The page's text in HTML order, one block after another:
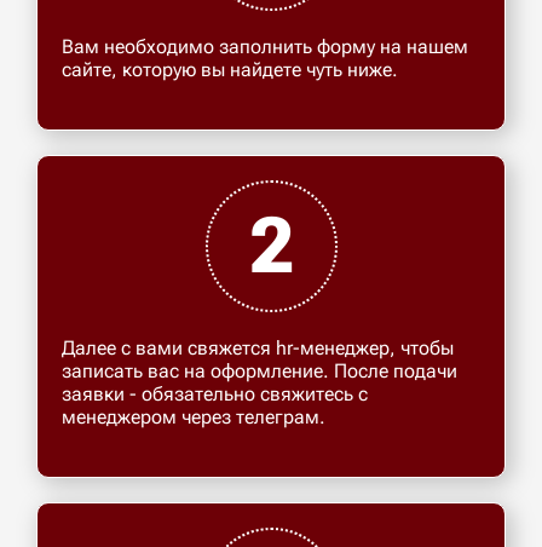
Вам необходимо заполнить форму на нашем
сайте, которую вы найдете чуть ниже.
2
Далее с вами свяжется hr-менеджер, чтобы
записать вас на оформление. После подачи
заявки - обязательно свяжитесь с
менеджером через телеграм.